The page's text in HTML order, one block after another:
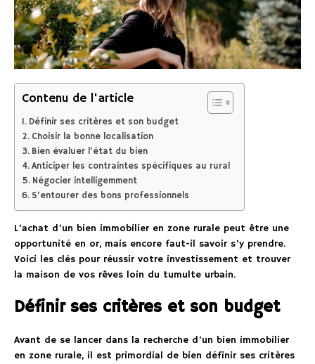
Contenu de l'article
Définir ses critères et son budget
Choisir la bonne localisation
Bien évaluer l’état du bien
Anticiper les contraintes spécifiques au rural
Négocier intelligemment
S’entourer des bons professionnels
L’achat d’un bien immobilier en zone rurale peut être une
opportunité en or, mais encore faut-il savoir s’y prendre.
Voici les clés pour réussir votre investissement et trouver
la maison de vos rêves loin du tumulte urbain.
Définir ses critères et son budget
Avant de se lancer dans la recherche d’un bien immobilier
en zone rurale, il est primordial de bien définir ses critères